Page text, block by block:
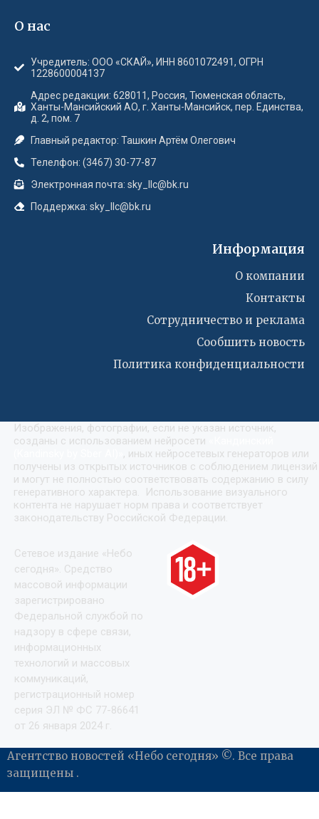
О нас
Учредитель: ООО «СКАЙ», ИНН 8601072491, ОГРН
1228600004137
Адрес редакции: 628011, Россия, Тюменская область,
Ханты-Мансийский АО, г. Ханты-Мансийск, пер. Единства,
д. 2, пом. 7
Главный редактор: Ташкин Артём Олегович
Телелфон: (3467) 30-77-87
Электронная почта: sky_llc@bk.ru
Поддержка: sky_llc@bk.ru
Информация
О компании
Контакты
Сотрудничество и реклама
Сообшить новость
Политика конфиденциальности
Изображения, фотографии, если не указан источник,
созданы с использованием нейросети
, иных нейросетевых генераторов или
получены из открытых источников с соблюдением лицензий
и могут не полностью соответствовать содержанию в силу
генеративного характера. Использование визуального
контента не нарушает норм права и соответствует
законодательству Российской Федерации.
Сетевое издание «Небо
сегодня». Средство
массовой информации
зарегистрировано
Федеральной службой по
надзору в сфере связи,
информационных
технологий и массовых
коммуникаций,
регистрационный номер
серия ЭЛ № ФС 77-86641
от 26 января 2024 г.
Агентство новостей «Небо сегодня» ©. Все права
защищены .